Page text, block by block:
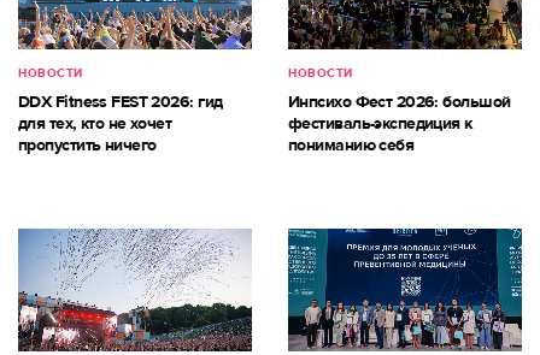
НОВОСТИ
DDX Fitness FEST 2026: гид
для тех, кто не хочет
пропустить ничего
НОВОСТИ
Инпсихо Фест 2026: большой
фестиваль-экспедиция к
пониманию себя